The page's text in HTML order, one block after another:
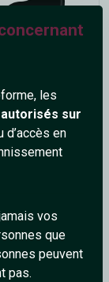
les
sur
d’accès en
vos
que
peuvent
pas.
36 ans
41 ans